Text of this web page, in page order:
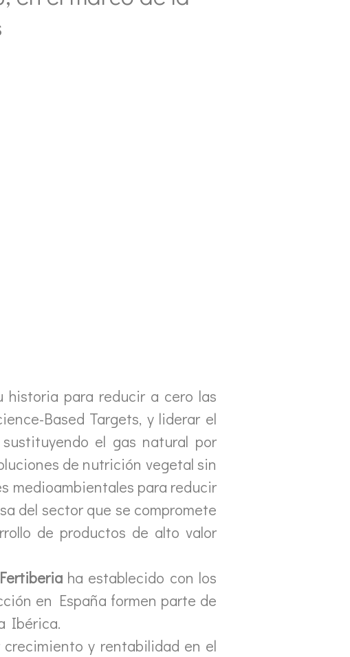
para reducir a cero las
Based Targets, y liderar el
el gas natural por
de nutrición vegetal sin
medioambientales para reducir
del sector que se compromete
de productos de alto valor
ha establecido con los
en España formen parte de
Ibérica.
y rentabilidad en el